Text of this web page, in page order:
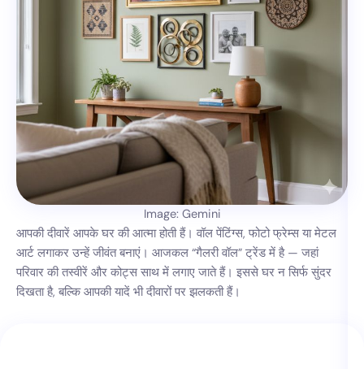
Image: Gemini
आपकी दीवारें आपके घर की आत्मा होती हैं। वॉल पेंटिंग्स, फोटो फ्रेम्स या मेटल
आर्ट लगाकर उन्हें जीवंत बनाएं। आजकल “गैलरी वॉल” ट्रेंड में है — जहां
परिवार की तस्वीरें और कोट्स साथ में लगाए जाते हैं। इससे घर न सिर्फ सुंदर
दिखता है, बल्कि आपकी यादें भी दीवारों पर झलकती हैं।